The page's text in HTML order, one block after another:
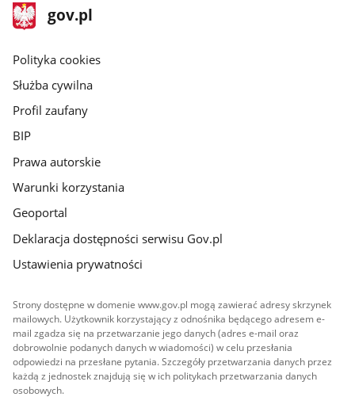
stopka
gov.pl
Strona
gov.pl
gov.pl
Polityka cookies
Służba cywilna
Profil zaufany
BIP
Prawa autorskie
Warunki korzystania
Geoportal
Deklaracja dostępności serwisu Gov.pl
Ustawienia prywatności
Strony dostępne w domenie www.gov.pl mogą zawierać adresy skrzynek
mailowych. Użytkownik korzystający z odnośnika będącego adresem e-
mail zgadza się na przetwarzanie jego danych (adres e-mail oraz
dobrowolnie podanych danych w wiadomości) w celu przesłania
odpowiedzi na przesłane pytania. Szczegóły przetwarzania danych przez
każdą z jednostek znajdują się w ich politykach przetwarzania danych
osobowych.